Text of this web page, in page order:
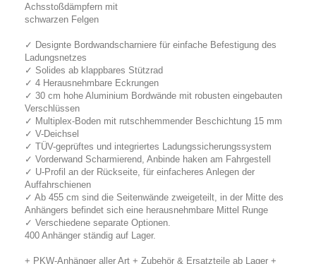
Achsstoßdämpfern mit
schwarzen Felgen
✓ Designte Bordwandscharniere für einfache Befestigung des
Ladungsnetzes
✓ Solides ab klappbares Stützrad
✓ 4 Herausnehmbare Eckrungen
✓ 30 cm hohe Aluminium Bordwände mit robusten eingebauten
Verschlüssen
✓ Multiplex-Boden mit rutschhemmender Beschichtung 15 mm
✓ V-Deichsel
✓ TÜV-geprüftes und integriertes Ladungssicherungssystem
✓ Vorderwand Scharmierend, Anbinde haken am Fahrgestell
✓ U-Profil an der Rückseite, für einfacheres Anlegen der
Auffahrschienen
✓ Ab 455 cm sind die Seitenwände zweigeteilt, in der Mitte des
Anhängers befindet sich eine herausnehmbare Mittel Runge
✓ Verschiedene separate Optionen.
400 Anhänger ständig auf Lager.
+ PKW-Anhänger aller Art + Zubehör & Ersatzteile ab Lager +